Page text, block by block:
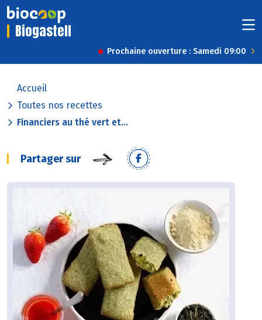
Biogastell
Prochaine ouverture : Samedi 09:00
Accueil
Toutes nos recettes
Financiers au thé vert et...
Partager sur